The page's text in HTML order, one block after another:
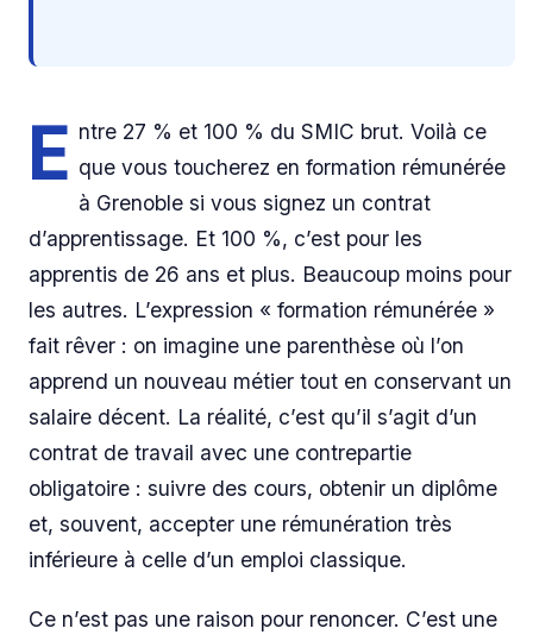
E ntre 27 % et 100 % du SMIC brut. Voilà ce
que vous toucherez en formation rémunérée
à Grenoble si vous signez un contrat
d’apprentissage. Et 100 %, c’est pour les
apprentis de 26 ans et plus. Beaucoup moins pour
les autres. L’expression « formation rémunérée »
fait rêver : on imagine une parenthèse où l’on
apprend un nouveau métier tout en conservant un
salaire décent. La réalité, c’est qu’il s’agit d’un
contrat de travail avec une contrepartie
obligatoire : suivre des cours, obtenir un diplôme
et, souvent, accepter une rémunération très
inférieure à celle d’un emploi classique.
Ce n’est pas une raison pour renoncer. C’est une